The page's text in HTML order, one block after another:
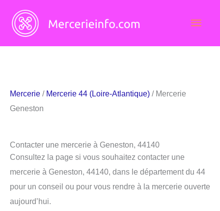
contenu
Mercerie / Mercerie 44 (Loire-Atlantique) / Mercerie
Geneston
Contacter une mercerie à Geneston, 44140
Consultez la page si vous souhaitez contacter une
mercerie à Geneston, 44140, dans le département du 44
pour un conseil ou pour vous rendre à la mercerie ouverte
aujourd’hui.